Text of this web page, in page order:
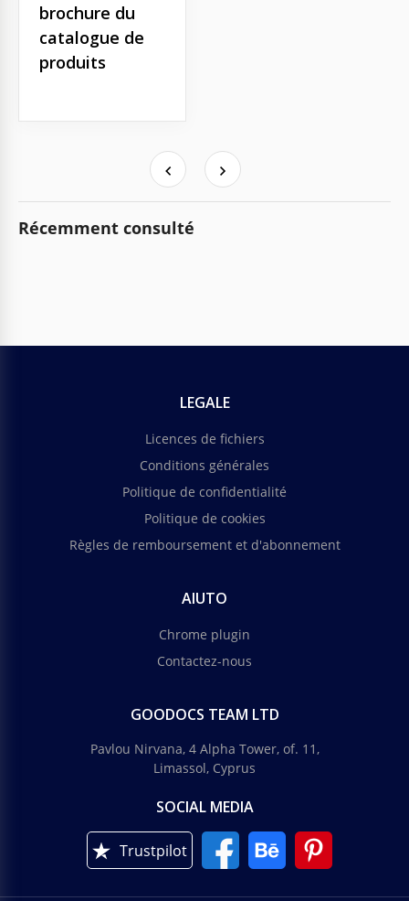
brochure du
catalogue de
produits
Récemment consulté
LEGALE
Licences de fichiers
Conditions générales
Politique de confidentialité
Politique de cookies
Règles de remboursement et d'abonnement
AIUTO
Chrome plugin
Contactez-nous
GOODOCS TEAM LTD
Pavlou Nirvana, 4 Alpha Tower, of. 11,
Limassol, Cyprus
SOCIAL MEDIA
Trustpilot